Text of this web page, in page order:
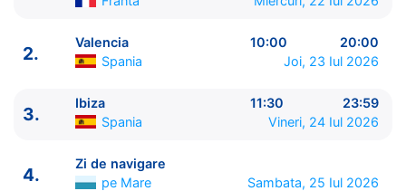
MSC Musica★★★★+
2.
Valencia 10:00
20:00
Spania
Joi, 23 Iul 2026
3.
Ibiza 11:30
23:59
Spania
Vineri, 24 Iul 2026
4.
Zi de navigare
pe Mare
Sambata, 25 Iul 2026